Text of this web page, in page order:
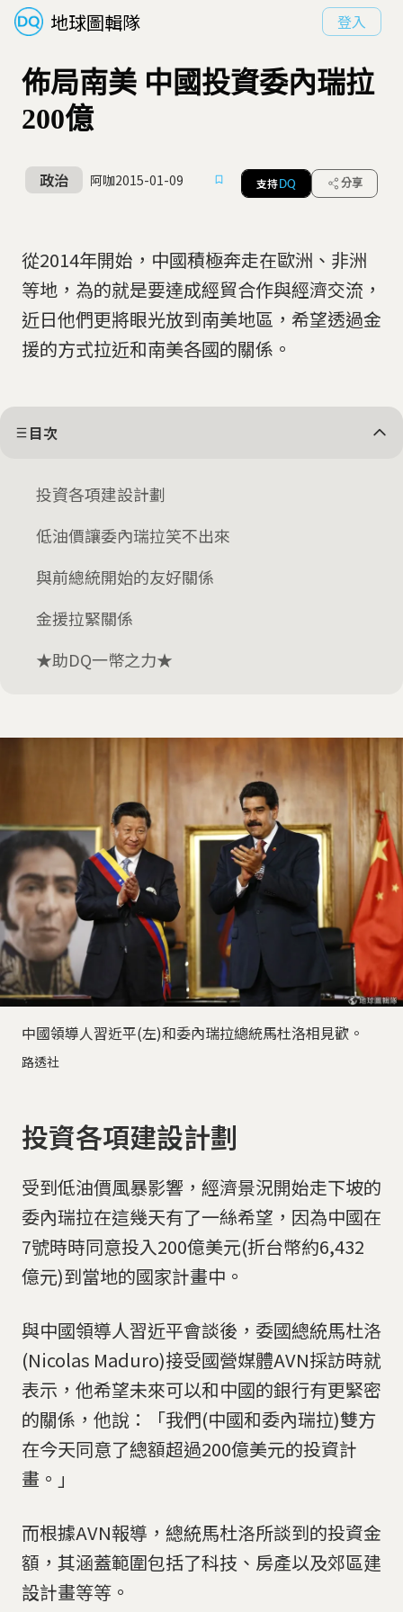
地球圖輯隊 登入
佈局南美 中國投資委內瑞拉
200億
政治 阿咖2015-01-09 支持 DQ 分享
從2014年開始，中國積極奔走在歐洲、非洲
等地，為的就是要達成經貿合作與經濟交流，
近日他們更將眼光放到南美地區，希望透過金
援的方式拉近和南美各國的關係。
目次
投資各項建設計劃
低油價讓委內瑞拉笑不出來
與前總統開始的友好關係
金援拉緊關係
★助DQ一幣之力★
中國領導人習近平(左)和委內瑞拉總統馬杜洛相見歡。
路透社
投資各項建設計劃
受到低油價風暴影響，經濟景況開始走下坡的
委內瑞拉在這幾天有了一絲希望，因為中國在
7號時時同意投入200億美元(折台幣約6,432
億元)到當地的國家計畫中。
與中國領導人習近平會談後，委國總統馬杜洛
(Nicolas Maduro)接受國營媒體AVN採訪時就
表示，他希望未來可以和中國的銀行有更緊密
的關係，他說：「我們(中國和委內瑞拉)雙方
在今天同意了總額超過200億美元的投資計
畫。」
而根據AVN報導，總統馬杜洛所談到的投資金
額，其涵蓋範圍包括了科技、房產以及郊區建
設計畫等等。